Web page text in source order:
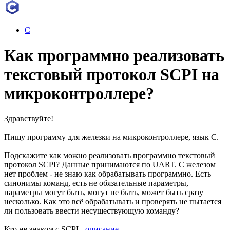
C
Как программно реализовать
текстовый протокол SCPI на
микроконтроллере?
Здравствуйте!
Пишу программу для железки на микроконтроллере, язык С.
Подскажите как можно реализовать программно текстовый
протокол SCPI? Данные принимаются по UART. С железом
нет проблем - не знаю как обрабатывать программно. Есть
синонимы команд, есть не обязательные параметры,
параметры могут быть, могут не быть, может быть сразу
несколько. Как это всё обрабатывать и проверять не пытается
ли пользовать ввести несуществующую команду?